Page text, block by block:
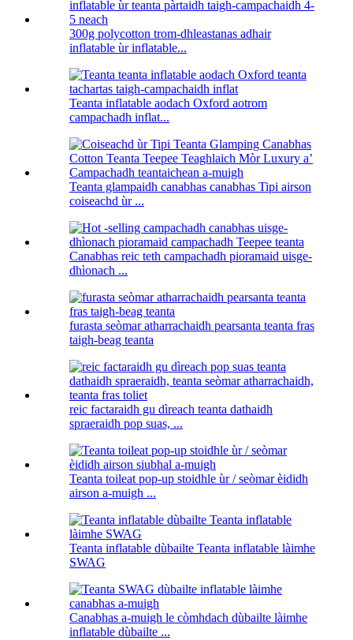
300g polycotton trom-dhleastanas adhair
inflatable ùr inflatable...
Teanta inflatable aodach Oxford aotrom
campachadh inflat...
Teanta glampaidh canabhas canabhas Tipi airson
coiseachd ùr ...
Canabhas reic teth campachadh pioramaid uisge-
dhìonach ...
furasta seòmar atharrachaidh pearsanta teanta fras
taigh-beag teanta
reic factaraidh gu dìreach teanta dathaidh
spraeraidh pop suas, ...
Teanta toileat pop-up stoidhle ùr / seòmar èididh
airson a-muigh ...
Teanta inflatable dùbailte Teanta inflatable làimhe
SWAG
Canabhas a-muigh le còmhdach dùbailte làimhe
inflatable dùbailte ...